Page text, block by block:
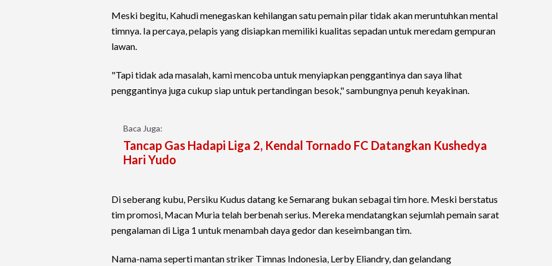
Meski begitu, Kahudi menegaskan kehilangan satu pemain pilar tidak akan meruntuhkan mental
timnya. Ia percaya, pelapis yang disiapkan memiliki kualitas sepadan untuk meredam gempuran
lawan.
"Tapi tidak ada masalah, kami mencoba untuk menyiapkan penggantinya dan saya lihat
penggantinya juga cukup siap untuk pertandingan besok," sambungnya penuh keyakinan.
Baca Juga:
Tancap Gas Hadapi Liga 2, Kendal Tornado FC Datangkan Kushedya
Hari Yudo
Di seberang kubu, Persiku Kudus datang ke Semarang bukan sebagai tim hore. Meski berstatus
tim promosi, Macan Muria telah berbenah serius. Mereka mendatangkan sejumlah pemain sarat
pengalaman di Liga 1 untuk menambah daya gedor dan keseimbangan tim.
Nama-nama seperti mantan striker Timnas Indonesia, Lerby Eliandry, dan gelandang